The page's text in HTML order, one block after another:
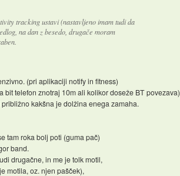
tracking ustavi (nastavljeno imam tudi da
na dan z besedo, drugače moram
(pri aplikaciji notify in fitness)
telefon znotraj 10m ali kolikor doseže BT povezava)
kakšna je dolžina enega zamaha.
tam roka bolj poti (guma pač)
band.
drugačne, in me je tolk motil,
motila, oz. njen pašček),